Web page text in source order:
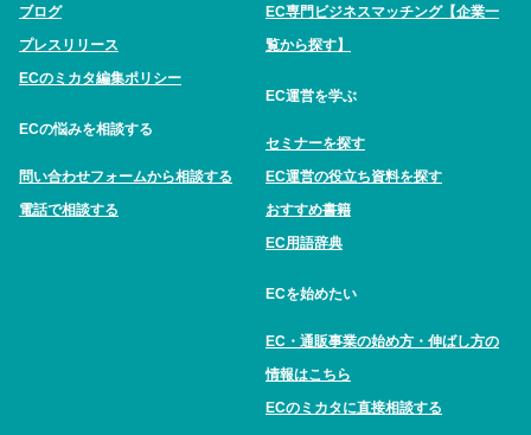
ブログ
プレスリリース
ECのミカタ編集ポリシー
ECの悩みを相談する
問い合わせフォームから相談する
電話で相談する
EC専門ビジネスマッチング【企業一
覧から探す】
EC運営を学ぶ
セミナーを探す
EC運営の役立ち資料を探す
おすすめ書籍
EC用語辞典
ECを始めたい
EC・通販事業の始め方・伸ばし方の
情報はこちら
ECのミカタに直接相談する